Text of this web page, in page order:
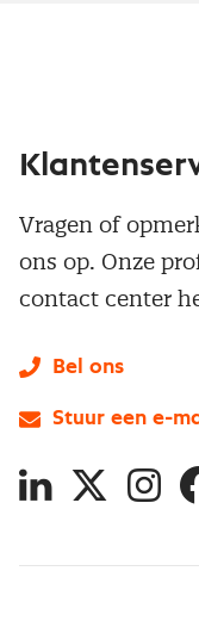
Vragen of
ons op. Onze
contact center
Bel ons
Stuur een e-
LinkedIn
X